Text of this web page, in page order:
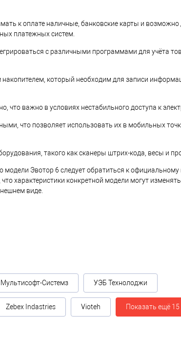
к оплате наличные, банковские карты и
платежных систем.
с различными программами для учёта
который необходим для записи
важно в условиях нестабильного доступа к
что позволяет использовать их в мобильных
такого как сканеры штрих-кода, весы и
Эвотор 6 следует обратиться к
характеристики конкретной модели могут
виде.
Мультисофт-Системз УЭБ Технолоджи
Zebex Indastries Vioteh Показать ещё 15